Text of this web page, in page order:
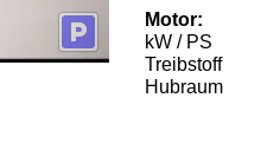
Motor:
kW / PS
Treibstoff
Hubraum